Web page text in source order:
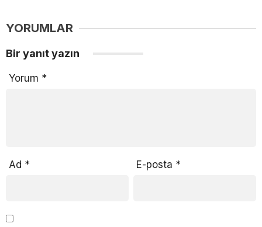
YORUMLAR
Bir yanıt yazın
Yorum *
Ad * E-posta *